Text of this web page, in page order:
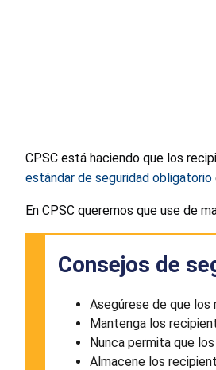
CPSC está haciendo que los
estándar de seguridad obligatorio
En CPSC queremos que use de
Consejos de
Asegúrese de que
Mantenga los
Nunca permita que
Almacene los